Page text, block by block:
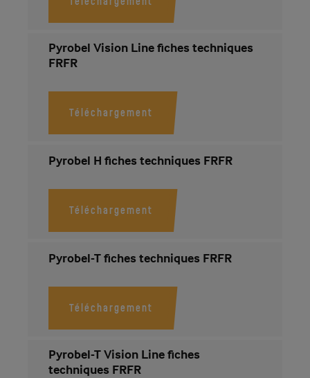
Pyrobel Vision Line fiches techniques
FRFR
Téléchargement
Pyrobel H fiches techniques FRFR
Téléchargement
Pyrobel-T fiches techniques FRFR
Téléchargement
Pyrobel-T Vision Line fiches
techniques FRFR